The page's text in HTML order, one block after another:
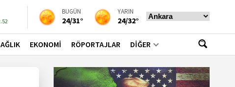
BUGÜN
24/31°
YARIN
24/32°
EKONOMİ RÖPORTAJLAR DİĞER